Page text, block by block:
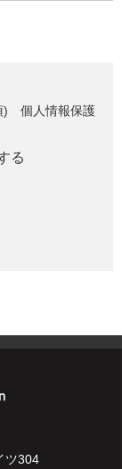
) 個人情報保護
る
ツ304